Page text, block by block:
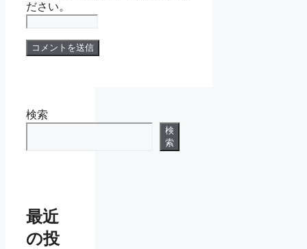
ださい。
検索
検
索
最近
の投